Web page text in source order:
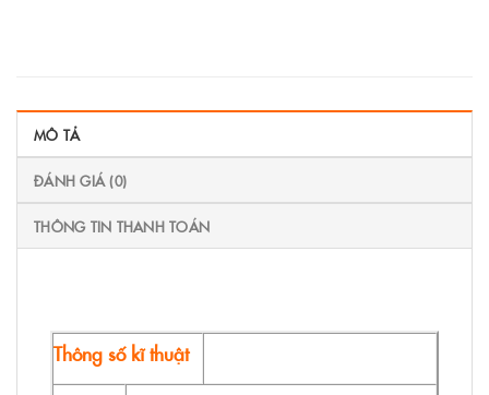
MÔ TẢ
ĐÁNH GIÁ (0)
THÔNG TIN THANH TOÁN
Thông số kĩ thuật